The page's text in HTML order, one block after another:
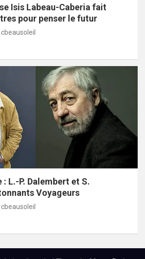
Isis Labeau-Caberia fait
pour penser le futur
cbeausoleil
L.-P. Dalembert et S.
Voyageurs
cbeausoleil